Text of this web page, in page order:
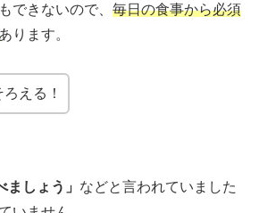
できないので、 毎日の食事から必須
あります。
える！
ましょう」 などと言われていました